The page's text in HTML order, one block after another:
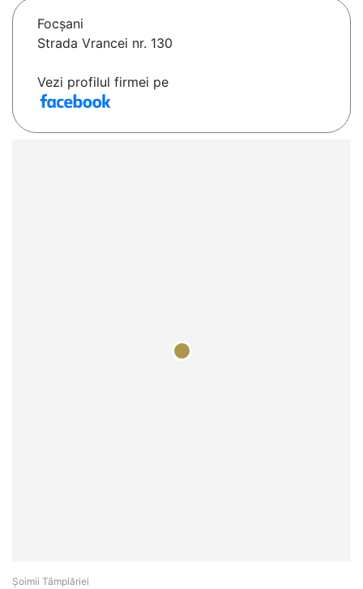
Focşani
Strada Vrancei nr. 130
Vezi profilul firmei pe
Șoimii Tâmplăriei